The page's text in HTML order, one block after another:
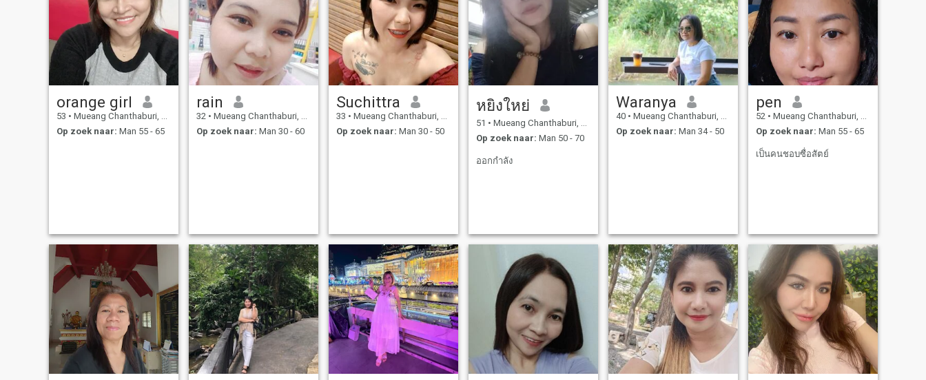
orange girl
53 • Mueang Chanthaburi, Chanthaburi, Thailand
Op zoek naar: Man 55 - 65
rain
32 • Mueang Chanthaburi, Chanthaburi, Thailand
Op zoek naar: Man 30 - 60
Suchittra
33 • Mueang Chanthaburi, Chanthaburi, Thailand
Op zoek naar: Man 30 - 50
หยิงใหย่
51 • Mueang Chanthaburi, Chanthaburi, Thailand
Op zoek naar: Man 50 - 70
ออกกำลัง
Waranya
40 • Mueang Chanthaburi, Chanthaburi, Thailand
Op zoek naar: Man 34 - 50
pen
52 • Mueang Chanthaburi, Chanthaburi, Thailand
Op zoek naar: Man 55 - 65
เป็นคนชอบซื่อสัตย์